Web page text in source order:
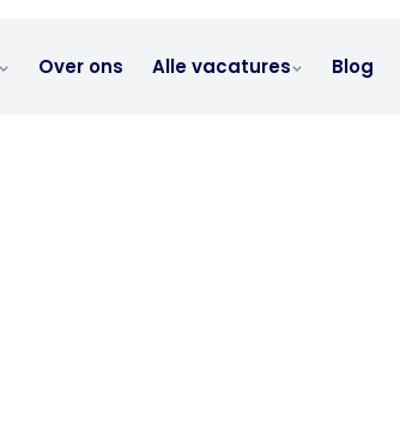
Over ons Alle vacatures Blog